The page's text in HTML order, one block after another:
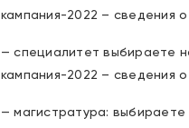
кампания-2022 – сведения о
— специалитет выбираете
кампания-2022 – сведения о
— магистратура: